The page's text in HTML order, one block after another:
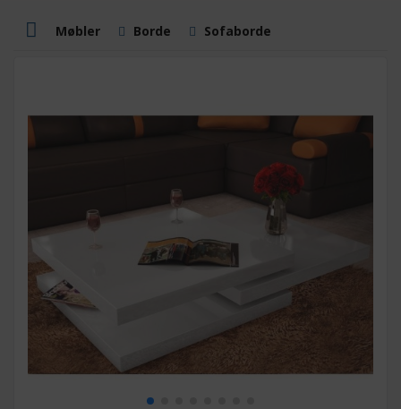
Møbler Borde Sofaborde